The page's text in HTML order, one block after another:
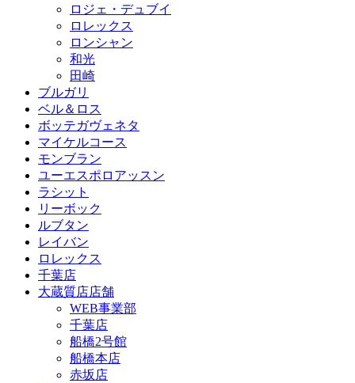
ロジェ・デュブイ
ロレックス
ロンシャン
和光
田崎
ブルガリ
ベル＆ロス
ボッテガヴェネタ
マイケルコース
モンブラン
ユーエスポロアッスン
ラシット
リーボック
ルブタン
レイバン
ロレックス
千葉店
大蔵質店店舗
WEB事業部
千葉店
船橋2号館
船橋本店
赤坂店